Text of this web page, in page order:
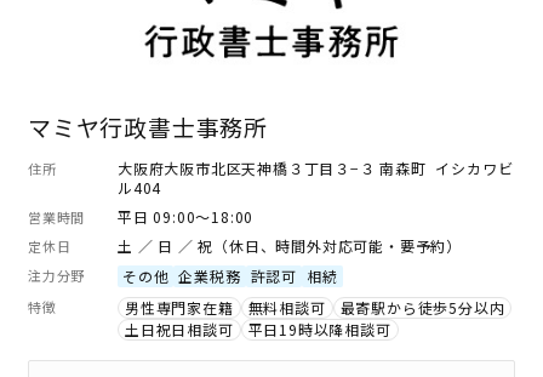
マミヤ行政書士事務所
住所
大阪府大阪市北区天神橋３丁目３−３ 南森町 イシカワビ
ル404
営業時間 平日 09:00～18:00
定休日 土 ／ 日 ／ 祝（休日、時間外対応可能・要予約）
注力分野 その他 企業税務 許認可 相続
特徴 男性専門家在籍 無料相談可
最寄駅から徒歩5分以内
土日祝日相談可
平日19時以降相談可